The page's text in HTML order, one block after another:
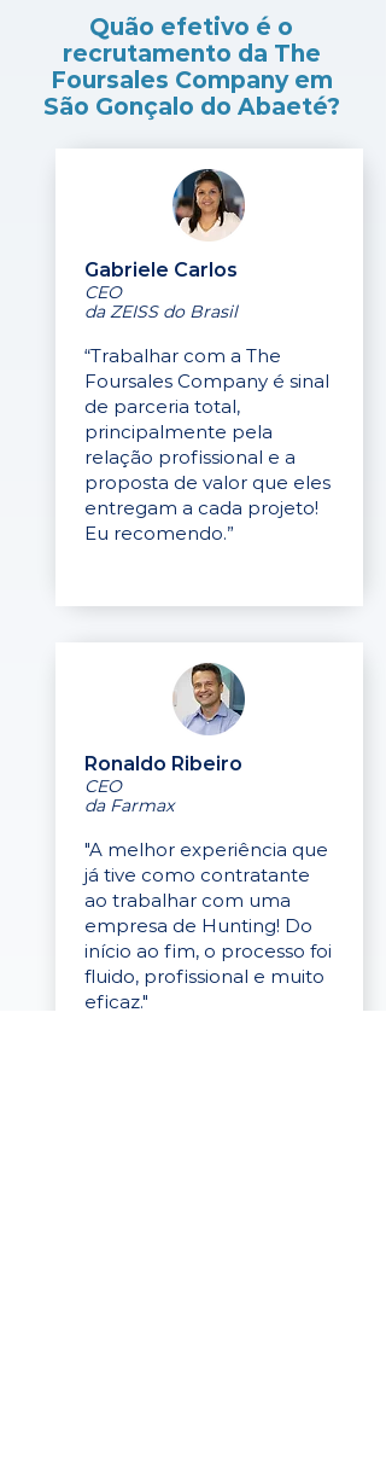
Quão efetivo é o
recrutamento da The
Foursales Company em
São Gonçalo do Abaeté?
Gabriele Carlos
CEO
da ZEISS do Brasil
“Trabalhar com a The
Foursales Company é sinal
de parceria total,
principalmente pela
relação profissional e a
proposta de valor que eles
entregam a cada projeto!
Eu recomendo.”
Ronaldo Ribeiro
CEO
da Farmax
"A melhor experiência que
já tive como contratante
ao trabalhar com uma
empresa de Hunting! Do
início ao fim, o processo foi
fluido, profissional e muito
eficaz."